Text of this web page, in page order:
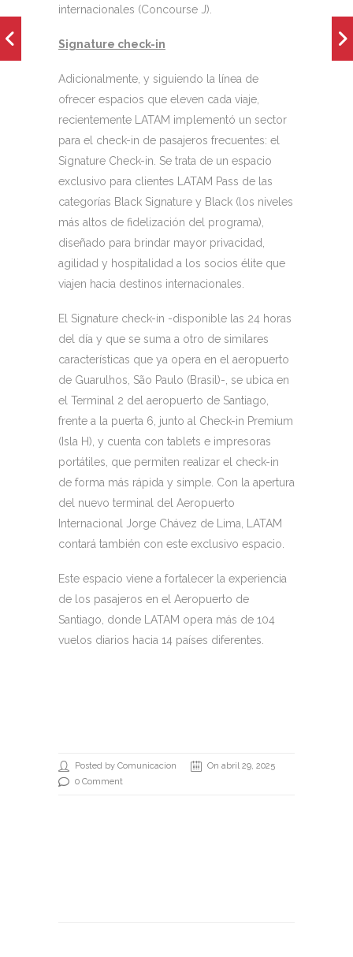
internacionales (Concourse J).
Signature check-in
Adicionalmente, y siguiendo la línea de
ofrecer espacios que eleven cada viaje,
recientemente LATAM implementó un sector
para el check-in de pasajeros frecuentes: el
Signature Check-in. Se trata de un espacio
exclusivo para clientes LATAM Pass de las
categorías Black Signature y Black (los niveles
más altos de fidelización del programa),
diseñado para brindar mayor privacidad,
agilidad y hospitalidad a los socios élite que
viajen hacia destinos internacionales.
El Signature check-in -disponible las 24 horas
del día y que se suma a otro de similares
características que ya opera en el aeropuerto
de Guarulhos, São Paulo (Brasil)-, se ubica en
el Terminal 2 del aeropuerto de Santiago,
frente a la puerta 6, junto al Check-in Premium
(Isla H), y cuenta con tablets e impresoras
portátiles, que permiten realizar el check-in
de forma más rápida y simple. Con la apertura
del nuevo terminal del Aeropuerto
Internacional Jorge Chávez de Lima, LATAM
contará también con este exclusivo espacio.
Este espacio viene a fortalecer la experiencia
de los pasajeros en el Aeropuerto de
Santiago, donde LATAM opera más de 104
vuelos diarios hacia 14 países diferentes.
Posted by Comunicacion
On abril 29, 2025
0 Comment